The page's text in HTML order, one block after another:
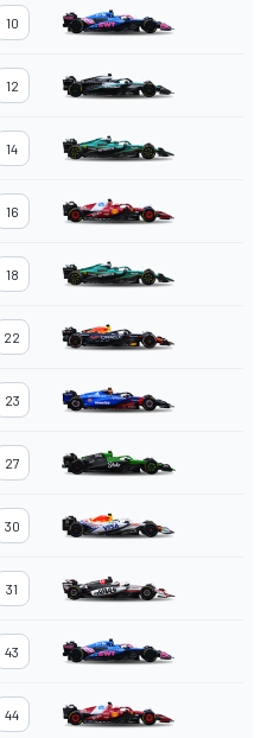
10
12
14
16
18
22
23
27
30
31
43
44